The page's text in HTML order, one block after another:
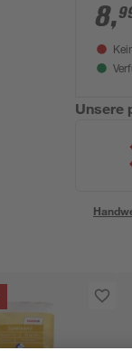
8,
Unsere